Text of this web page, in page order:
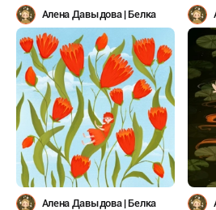
Алена Давыдова | Белка
Алена Давыдова | Белка